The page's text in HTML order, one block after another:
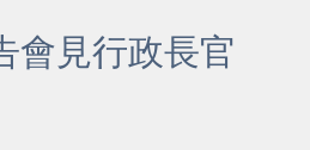
會見行政長官